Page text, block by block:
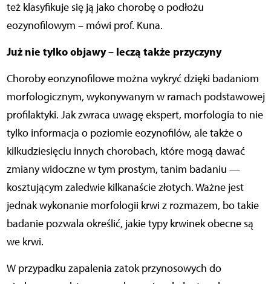
też klasyfikuje się ją jako chorobę o podłożu
eozynofilowym – mówi prof. Kuna.
Już nie tylko objawy – leczą także przyczyny
Choroby eonzynofilowe można wykryć dzięki badaniom
morfologicznym, wykonywanym w ramach podstawowej
profilaktyki. Jak zwraca uwagę ekspert, morfologia to nie
tylko informacja o poziomie eozynofilów, ale także o
kilkudziesięciu innych chorobach, które mogą dawać
zmiany widoczne w tym prostym, tanim badaniu —
kosztującym zaledwie kilkanaście złotych. Ważne jest
jednak wykonanie morfologii krwi z rozmazem, bo takie
badanie pozwala określić, jakie typy krwinek obecne są
we krwi.
W przypadku zapalenia zatok przynosowych do